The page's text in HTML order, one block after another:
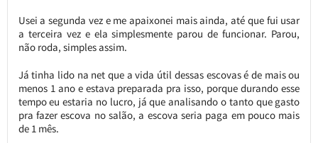
Usei a segunda vez e me apaixonei mais ainda, até que fui usar
a terceira vez e ela simplesmente parou de funcionar. Parou,
não roda, simples assim.
Já tinha lido na net que a vida útil dessas escovas é de mais ou
menos 1 ano e estava preparada pra isso, porque durando esse
tempo eu estaria no lucro, já que analisando o tanto que gasto
pra fazer escova no salão, a escova seria paga em pouco mais
de 1 mês.